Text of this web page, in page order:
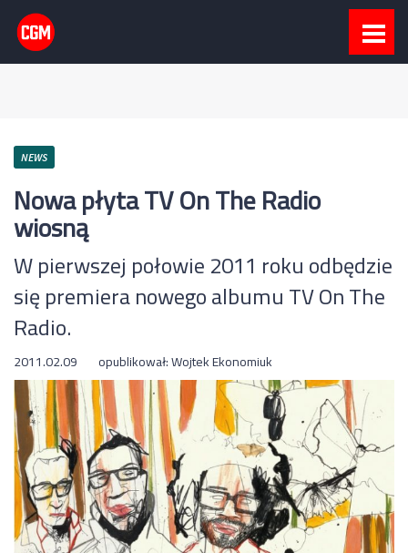
NEWS
Nowa płyta TV On The Radio
wiosną
W pierwszej połowie 2011 roku odbędzie
się premiera nowego albumu TV On The
Radio.
2011.02.09 opublikował:Wojtek Ekonomiuk